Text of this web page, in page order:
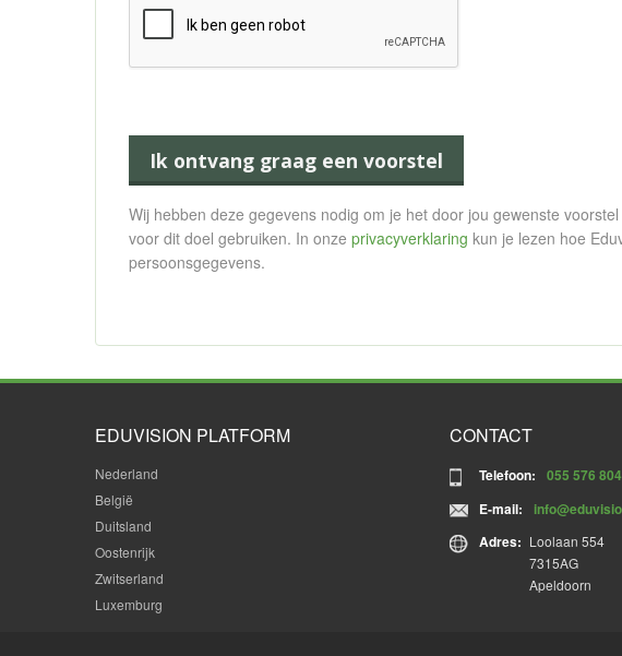
Ik ontvang graag een voorstel
Wij hebben deze gegevens nodig om je het door jou gewenste
voor dit doel gebruiken. In onze privacyverklaring kun je lezen hoe
persoonsgegevens.
EDUVISION PLATFORM
Nederland
België
Duitsland
Oostenrijk
Zwitserland
Luxemburg
CONTACT
Telefoon:
055 576
E-mail:
Adres: Loolaan 554
7315AG
Apeldoorn